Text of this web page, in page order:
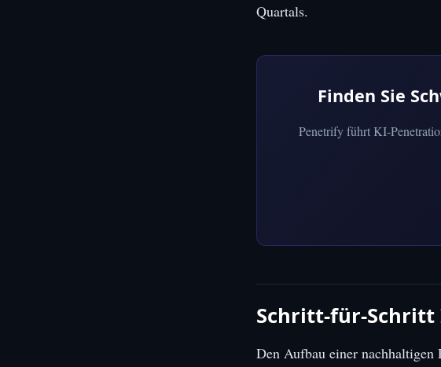
Quartals.
Finden Sie
Penetrify führt KI-
Schritt-für-
Den Aufbau einer